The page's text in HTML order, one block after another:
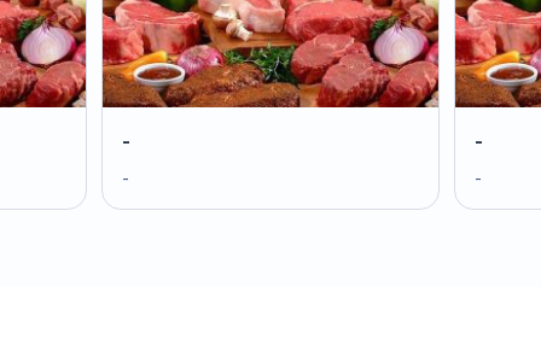
-
-
-
-